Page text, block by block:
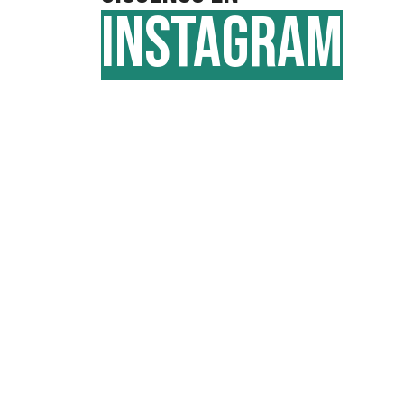
INSTAGRAM